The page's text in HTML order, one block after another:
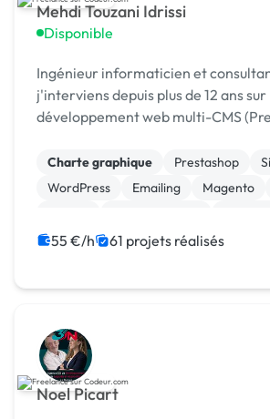
Mehdi Touzani Idrissi
Disponible
Ingénieur informaticien et
j'interviens depuis plus de 12 ans sur
développement web multi-CMS
complète alliant q
Charte graphique Prestashop
WordPress
Emailing Magento
55 €/h 61 projets réalisés
Noel Picart